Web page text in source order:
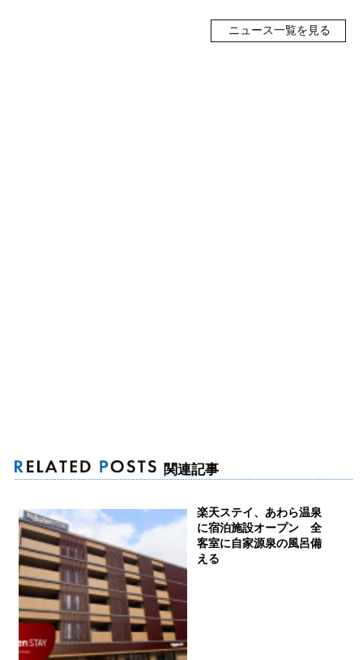
ニュース一覧を見る
関連記事
楽天ステイ、あわら温泉
に宿泊施設オープン 全
客室に自家源泉の風呂備
える